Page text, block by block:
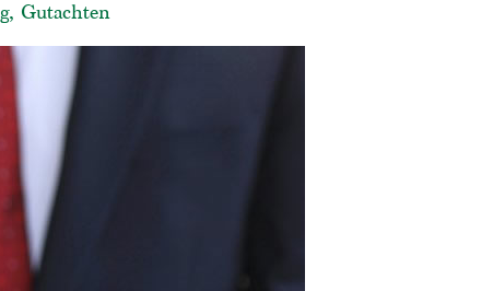
Gutachten